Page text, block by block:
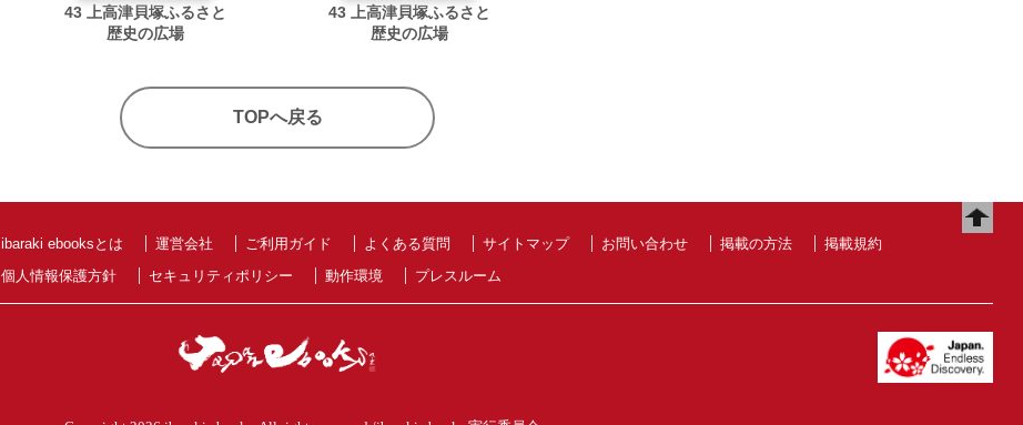
43 上高津貝塚ふるさと
歴史の広場
43 上高津貝塚ふるさと
歴史の広場
TOPへ戻る
ibaraki ebooksとは 運営会社 ご利用ガイド よくある質問 サイトマップ お問い合わせ 掲載の方法
掲載規約
個人情報保護方針
セキュリティポリシー 動作環境 プレスルーム